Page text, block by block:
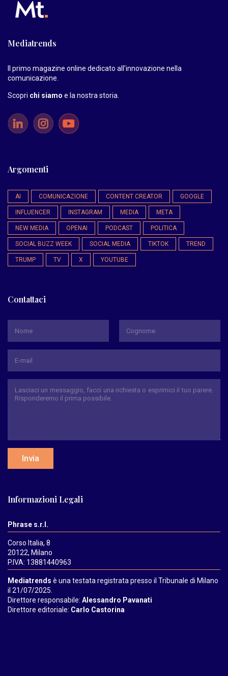
Mediatrends
Il primo magazine online dedicato all’innovazione nella
comunicazione.
Scopri chi siamo e la nostra storia
Argomenti
AI COMUNICAZIONE CONTENT CREATOR GOOGLE
INFLUENCER INSTAGRAM MEDIA META
NEW MEDIA OPENAI PODCAST POLITICA
SOCIAL BUZZ WEEK SOCIAL MEDIA TIKTOK TREND
TRUMP TV X YOUTUBE
Contattaci
Invia
Informazioni Legali
Phrase s.r.l.
Corso Italia, 8
20122, Milano
P.IVA: 13881440963
Mediatrends è una testata registrata presso il Tribunale di Milano
il 21/07/2025.
Direttore responsabile: Alessandro Pavanati
Direttore editoriale: Carlo Castorina